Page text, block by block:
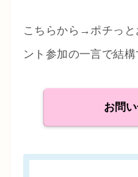
こちらから→ポチっ
ント参加の一言で結構
お問